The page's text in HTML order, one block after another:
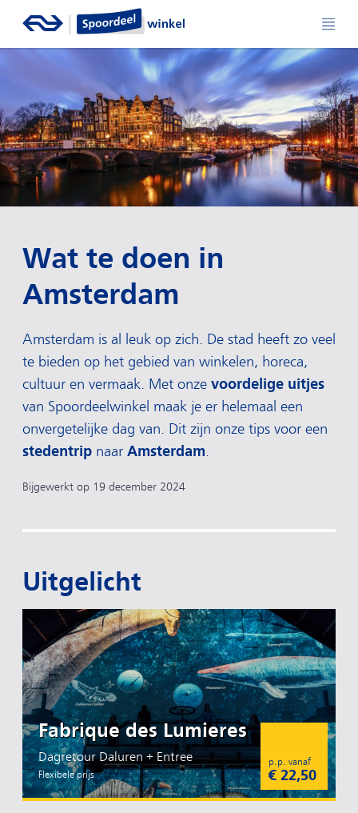
Wat te doen in
Amsterdam
Amsterdam is al leuk op zich. De stad heeft zo veel
te bieden op het gebied van winkelen, horeca,
cultuur en vermaak. Met onze voordelige uitjes
van Spoordeelwinkel maak je er helemaal een
onvergetelijke dag van. Dit zijn onze tips voor een
stedentrip naar Amsterdam.
Bijgewerkt op 19 december 2024
Uitgelicht
Fabrique des Lumieres
Dagretour Daluren + Entree
Flexibele prijs
p.p. vanaf
€ 22,50